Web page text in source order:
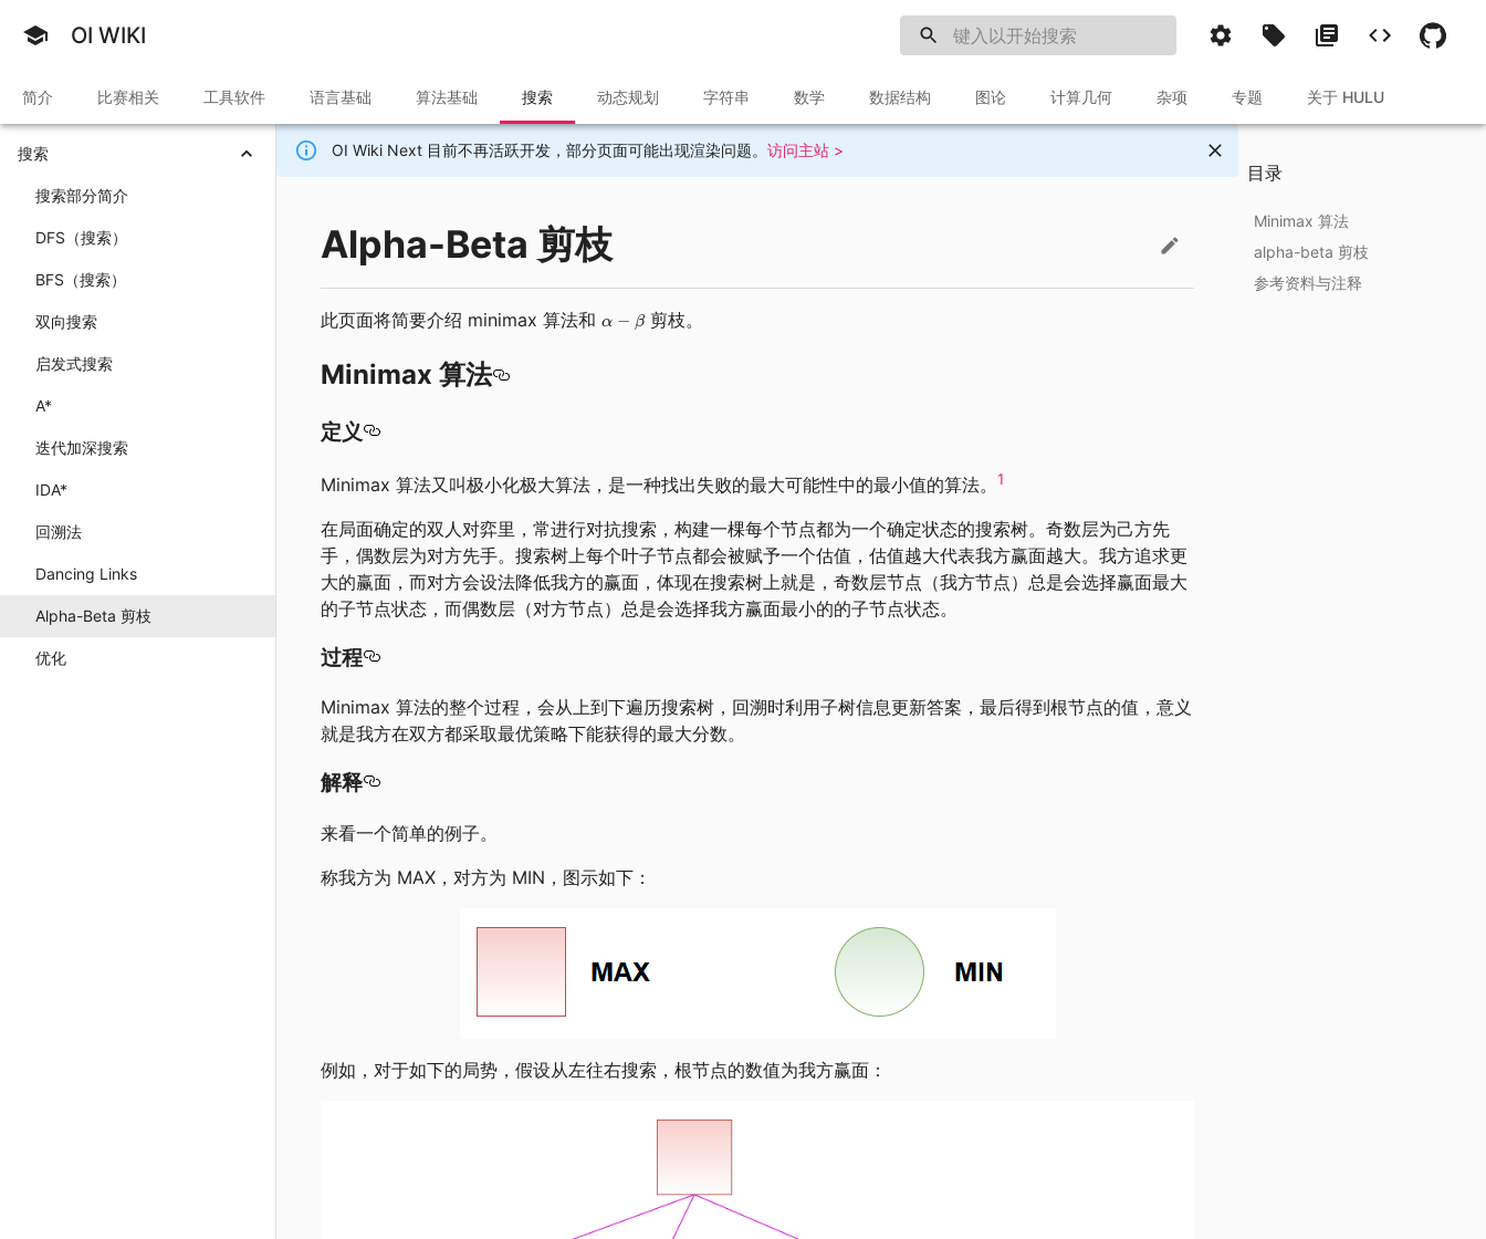
OI WIKI
简介 比赛相关 工具软件 语言基础 算法基础 搜索 动态规划 字符串 数学 数据结构 图论 计算几何 杂项 专题 关于 HULU
搜索
搜索部分简介
DFS（搜索）
BFS（搜索）
双向搜索
启发式搜索
A*
迭代加深搜索
IDA*
回溯法
Dancing Links
Alpha-Beta 剪枝
优化
OI Wiki Next 目前不再活跃开发，部分页面可能出现渲染问题。 访问主站 >
Alpha-Beta 剪枝
此页面将简要介绍 minimax 算法和 剪枝。
Minimax 算法
定义
Minimax 算法又叫极小化极大算法，是一种找出失败的最大可能性中的最小值的算法。 1
在局面确定的双人对弈里，常进行对抗搜索，构建一棵每个节点都为一个确定状态的搜索树。奇数层为己方先
手，偶数层为对方先手。搜索树上每个叶子节点都会被赋予一个估值，估值越大代表我方赢面越大。我方追求更
大的赢面，而对方会设法降低我方的赢面，体现在搜索树上就是，奇数层节点（我方节点）总是会选择赢面最大
的子节点状态，而偶数层（对方节点）总是会选择我方赢面最小的的子节点状态。
过程
Minimax 算法的整个过程，会从上到下遍历搜索树，回溯时利用子树信息更新答案，最后得到根节点的值，意义
就是我方在双方都采取最优策略下能获得的最大分数。
解释
来看一个简单的例子。
称我方为 MAX，对方为 MIN，图示如下：
例如，对于如下的局势，假设从左往右搜索，根节点的数值为我方赢面：
目录
Minimax 算法
定义
过程
alpha-beta 剪枝
过程
参考资料与注释